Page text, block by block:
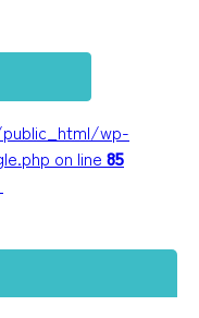
wp-
on line 85